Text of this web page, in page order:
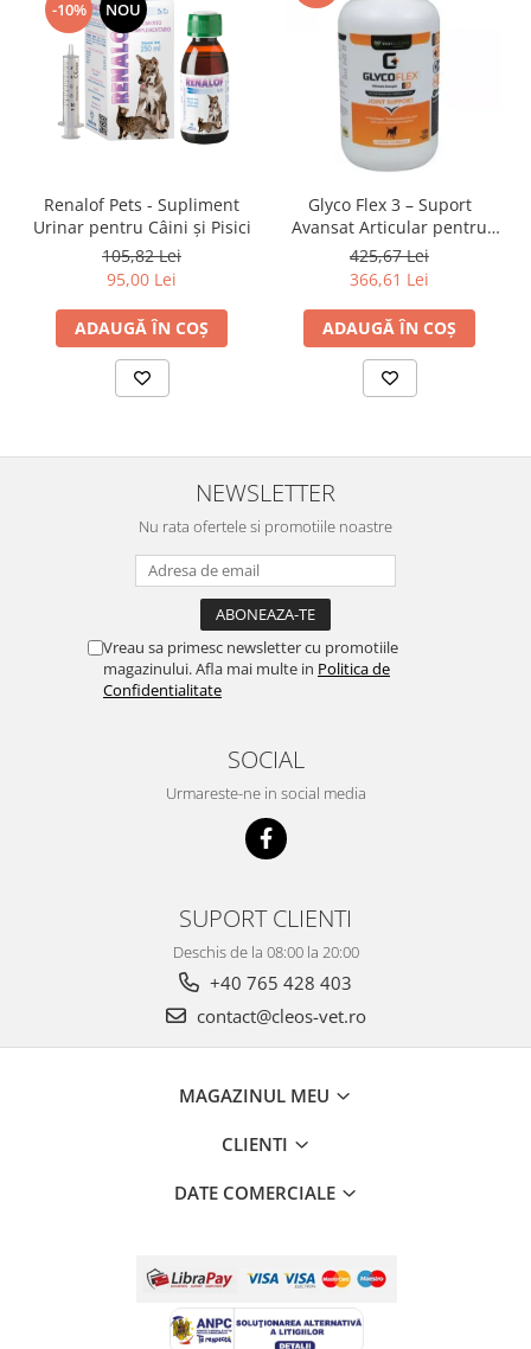
-10% NOU
Renalof Pets - Supliment
Urinar pentru Câini și Pisici
105,82 Lei
95,00 Lei
ADAUGĂ ÎN COȘ
Glyco Flex 3 – Suport
Avansat Articular pentru
Câini
425,67 Lei
366,61 Lei
ADAUGĂ ÎN COȘ
NEWSLETTER
Nu rata ofertele si promotiile noastre
Vreau sa primesc newsletter cu promotiile
magazinului. Afla mai multe in Politica de
Confidentialitate
SOCIAL
Urmareste-ne in social media
SUPORT CLIENTI
Deschis de la 08:00 la 20:00
+40 765 428 403
contact@cleos-vet.ro
MAGAZINUL MEU
CLIENTI
DATE COMERCIALE